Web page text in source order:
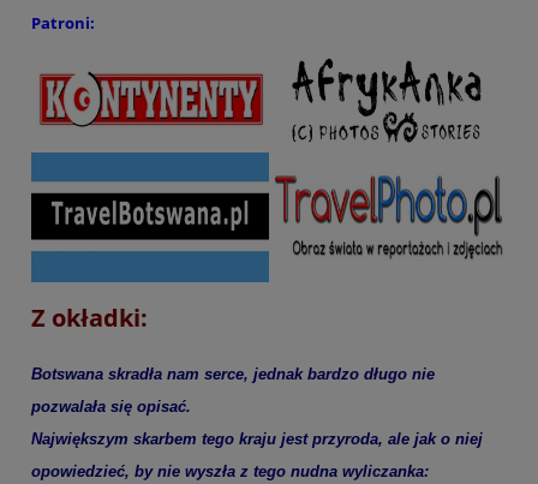
Patroni:
Z okładki:
Botswana skradła nam serce, jednak bardzo długo nie
pozwalała się opisać.
Największym skarbem tego kraju jest przyroda, ale jak o niej
opowiedzieć, by nie wyszła z tego nudna wyliczanka: